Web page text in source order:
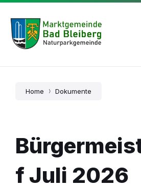
Skip
content
Skip
main
navigation
Skip
footer
Home Dokumente
f Juli 2026